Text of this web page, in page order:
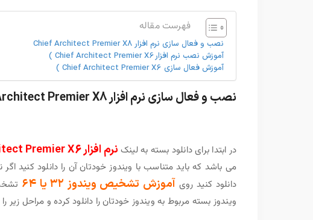
فهرست مقاله
نصب و فعال سازی نرم افزار Chief Architect Premier X8
آموزش نصب نرم افزار Chief Architect Premier X6 )
آموزش فعال سازی Chief Architect Premier X6 )
نصب و فعال سازی نرم افزار Chief Architect Premier X8
در ابتدا برای دانلود بسته به لینکنرم افزار Chief Architect Premier X6
دانلود کنید روی آموزش تشخيص ويندوز ۳۲ يا ۶۴
ویندوز بسته مربوط به ویندوز خودتان را دانلود کرده و مراحل زیر